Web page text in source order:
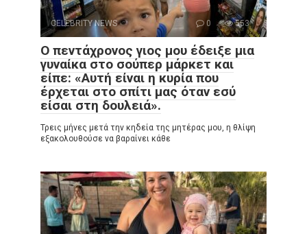
CELEBRITY NEWS 0 553
Ο πεντάχρονος γιος μου έδειξε μια
γυναίκα στο σούπερ μάρκετ και
είπε: «Αυτή είναι η κυρία που
έρχεται στο σπίτι μας όταν εσύ
είσαι στη δουλειά».
Τρεις μήνες μετά την κηδεία της μητέρας μου, η θλίψη
εξακολουθούσε να βαραίνει κάθε